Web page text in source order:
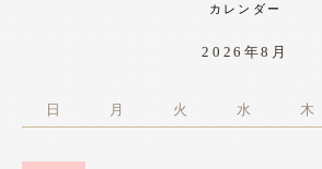
カレンダー
2026年8月
日 月 火 水 木